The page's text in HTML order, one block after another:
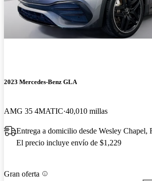
2023 Mercedes-Benz GLA
AMG 35 4MATIC 40,010 millas
Entrega a domicilio desde Wesley Chapel,
El precio incluye envío de $1,229
Gran oferta